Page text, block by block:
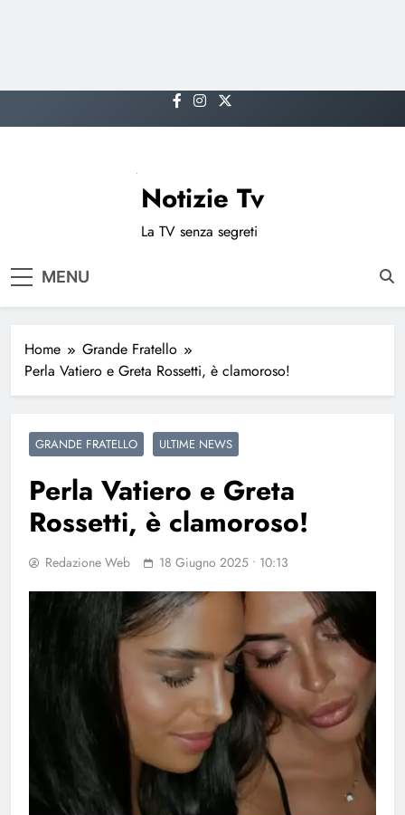
to
Notizie Tv
La TV senza segreti
MENU
Home
Grande Fratello
Perla Vatiero e Greta Rossetti, è clamoroso!
GRANDE FRATELLO ULTIME NEWS
Perla Vatiero e Greta
Rossetti, è clamoroso!
Redazione Web 18 Giugno 2025 • 10:13